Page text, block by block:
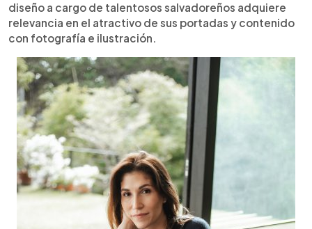
diseño a cargo de talentosos salvadoreños adquiere
relevancia en el atractivo de sus portadas y contenido
con fotografía e ilustración.